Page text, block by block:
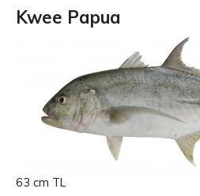
Kwee Papua
63 cm TL